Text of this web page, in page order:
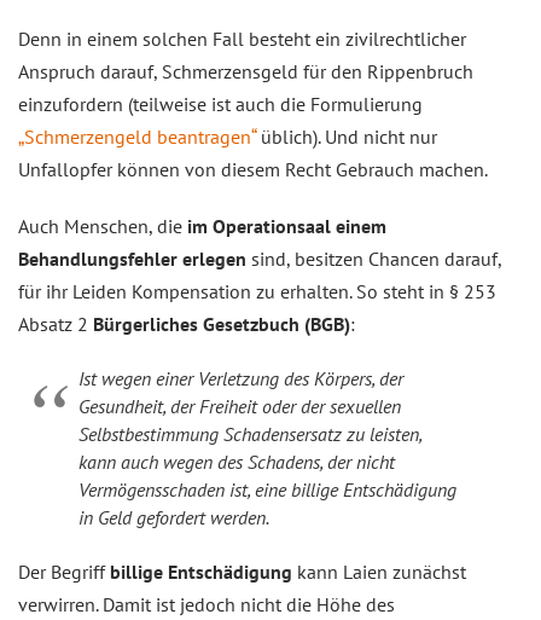
Denn in einem solchen Fall besteht ein zivilrechtlicher
Anspruch darauf, Schmerzensgeld für den Rippenbruch
einzufordern (teilweise ist auch die Formulierung
„Schmerzengeld beantragen“üblich). Und nicht nur
Unfallopfer können von diesem Recht Gebrauch machen.
Auch Menschen, die im Operationsaal einem
Behandlungsfehler erlegen sind, besitzen Chancen darauf,
für ihr Leiden Kompensation zu erhalten. So steht in § 253
Absatz 2 Bürgerliches Gesetzbuch (BGB):
Ist wegen einer Verletzung des Körpers, der
Gesundheit, der Freiheit oder der sexuellen
Selbstbestimmung Schadensersatz zu leisten,
kann auch wegen des Schadens, der nicht
Vermögensschaden ist, eine billige Entschädigung
in Geld gefordert werden.
Der Begriff billige Entschädigung kann Laien zunächst
verwirren. Damit ist jedoch nicht die Höhe des